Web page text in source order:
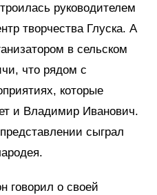
руководителем
творчества Глуска. А
в сельском
что рядом с
которые
и Владимир Иванович.
сыграл
говорил о своей